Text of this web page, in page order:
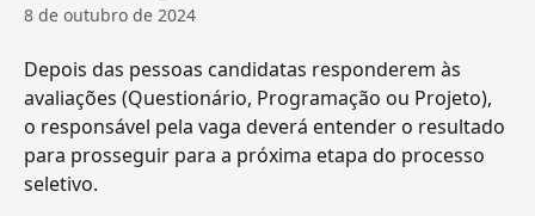
8 de outubro de 2024
Depois das pessoas candidatas responderem às
avaliações (Questionário, Programação ou Projeto),
o responsável pela vaga deverá entender o resultado
para prosseguir para a próxima etapa do processo
seletivo.